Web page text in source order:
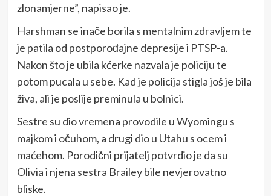
zlonamjerne”, napisao je.
Harshman se inače borila s mentalnim zdravljem te
je patila od postporođajne depresije i PTSP-a.
Nakon što je ubila kćerke nazvala je policiju te
potom pucala u sebe. Kad je policija stigla još je bila
živa, ali je poslije preminula u bolnici.
Sestre su dio vremena provodile u Wyomingu s
majkom i očuhom, a drugi dio u Utahu s ocem i
maćehom. Porodični prijatelj potvrdio je da su
Olivia i njena sestra Brailey bile nevjerovatno
bliske.